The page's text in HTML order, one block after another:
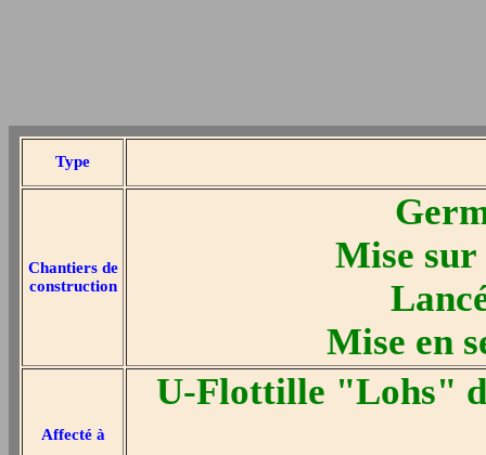
Type
Chantiers de
construction
Mise sur
Mise en
Affecté à
U-Flottille "Lohs"